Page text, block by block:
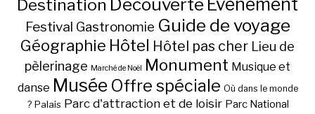
Destination Découverte Evénement
Festival Gastronomie Guide de voyage
Géographie Hôtel Hôtel pas cher Lieu de
pèlerinage Marché de Noël Monument Musique et
danse Musée Offre spéciale Où dans le monde
? Palais Parc d'attraction et de loisir Parc National